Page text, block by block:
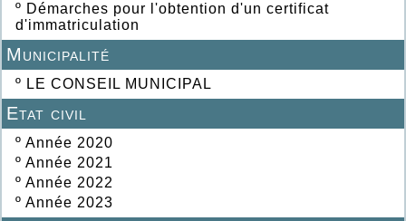
º Démarches pour l'obtention d'un certificat
d'immatriculation
Municipalité
º LE CONSEIL MUNICIPAL
Etat civil
º Année 2020
º Année 2021
º Année 2022
º Année 2023